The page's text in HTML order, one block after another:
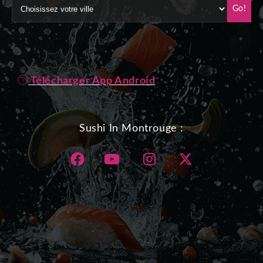
Go!
Télécharger App Android
Sushi In Montrouge :